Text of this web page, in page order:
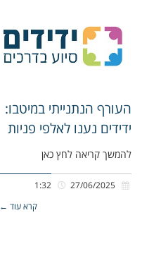
העורף הנתנייתי במיטבו:
ידידים נענו לאלפי פניות
להמשך קריאה לחץ כאן
קרא עוד ←